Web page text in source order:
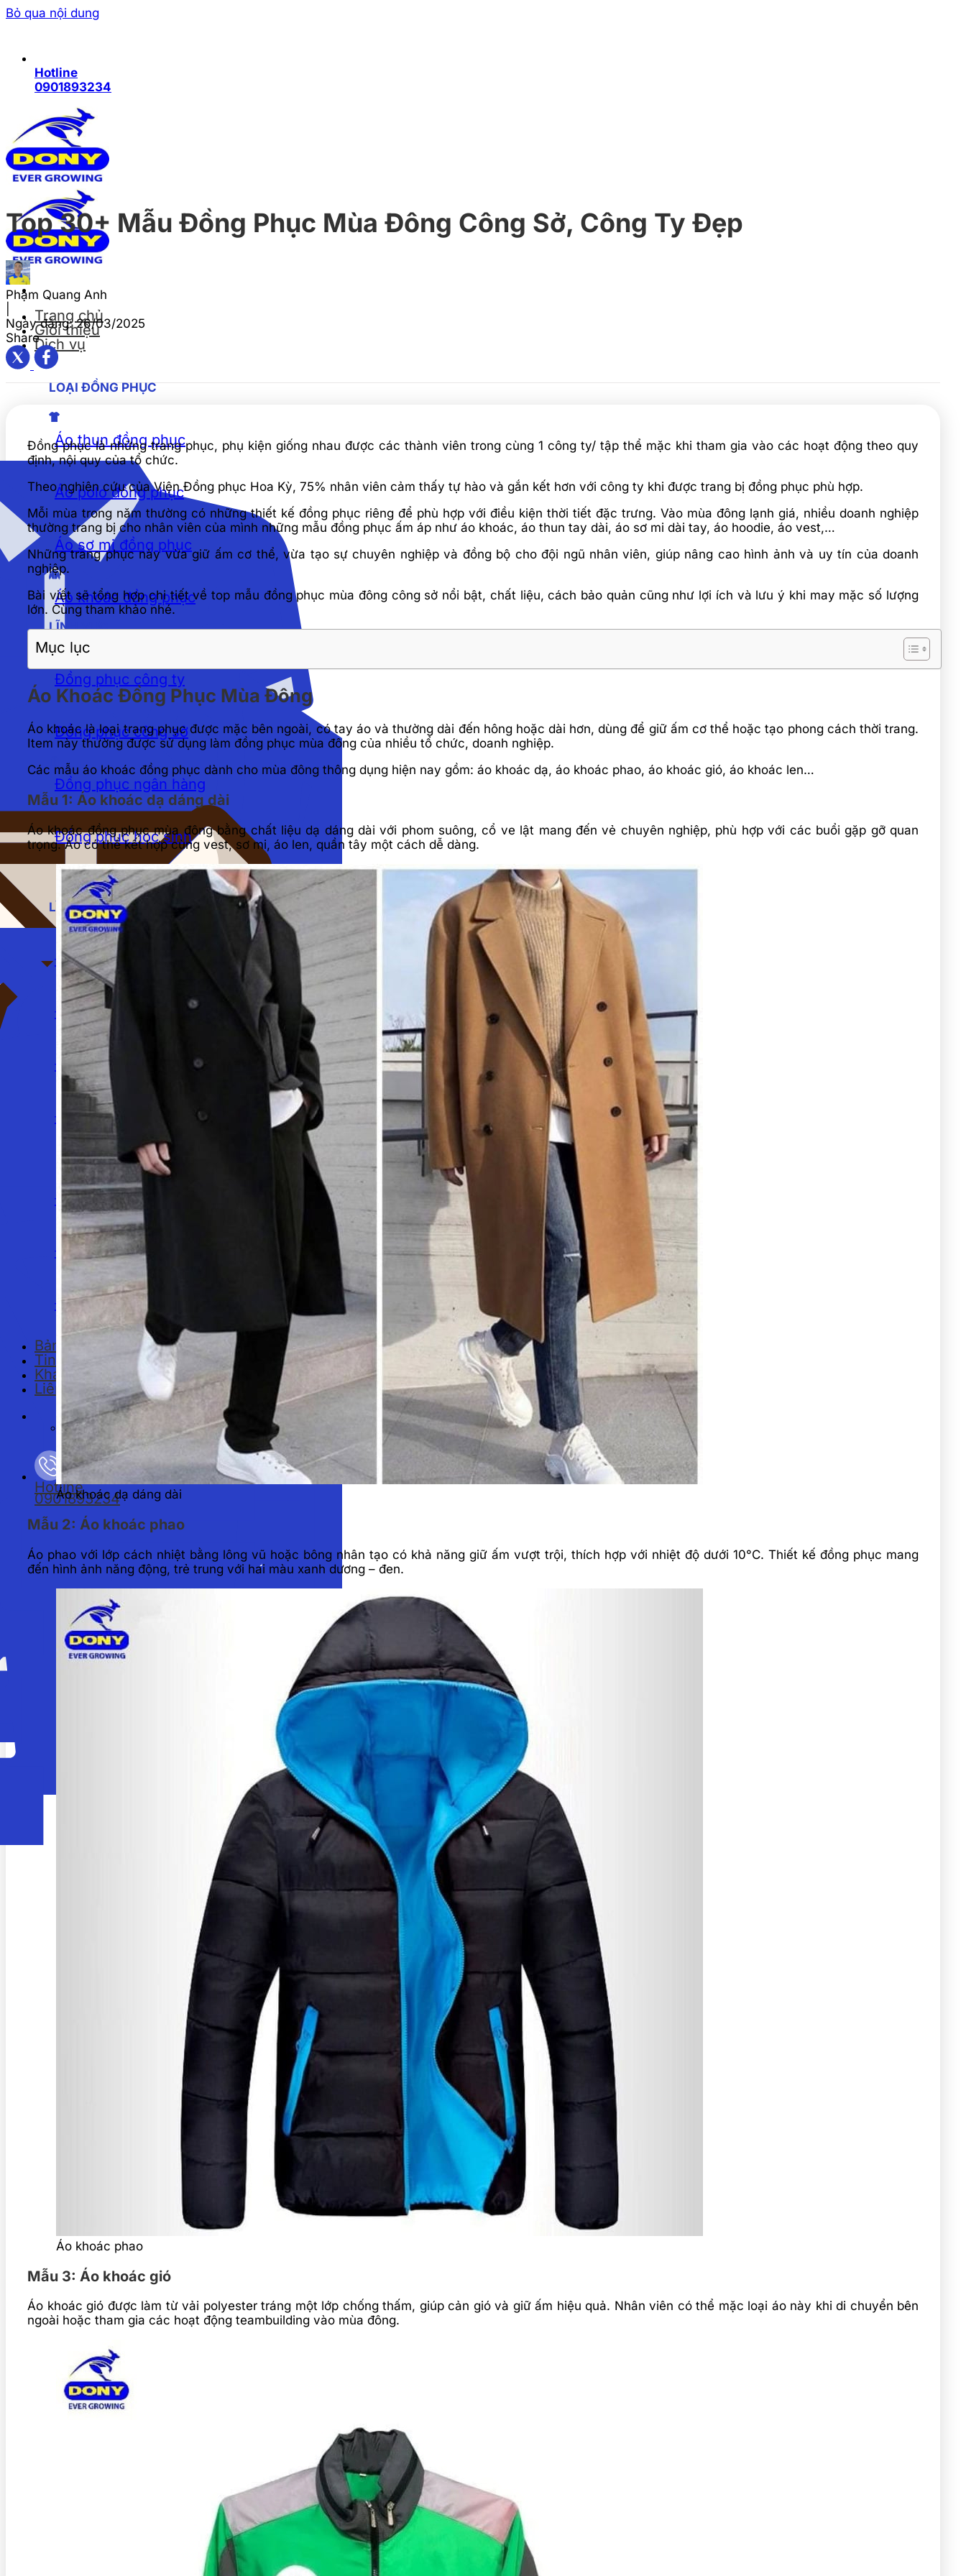
Bỏ qua nội dung
Hotline
0901893234
Trang chủ
Giới thiệu
Dịch vụ
LOẠI ĐỒNG PHỤC
Áo thun đồng phục
Áo polo đồng phục
Áo sơ mi đồng phục
Áo khoác đồng phục
LĨNH VỰC
Đồng phục công ty
Đồng phục công sở
Đồng phục ngân hàng
Đồng phục học sinh
LĨNH VỰC
Đồng phục spa
Đồng phục nhà hàng
Đồng phục khách sạn
Đồng phục quán cafe
Đồng phục bảo hộ lao động
Đồng phục bảo vệ
Đồng phục công nhân
Bảng giá
Tin tức
Khách hàng
Liên hệ
Tìm kiếm:
Hotline
0901893234
Top 30+ Mẫu Đồng Phục Mùa Đông Công Sở, Công Ty Đẹp
Phạm Quang Anh
Ngày đăng:26/03/2025
Share
Đồng phục là những trang phục, phụ kiện giống nhau được các thành viên trong cùng 1 công ty/ tập thể mặc khi tham gia vào các hoạt động theo quy
định, nội quy của tổ chức.
Theo nghiên cứu của Viện Đồng phục Hoa Kỳ, 75% nhân viên cảm thấy tự hào và gắn kết hơn với công ty khi được trang bị đồng phục phù hợp.
Mỗi mùa trong năm thường có những thiết kế đồng phục riêng để phù hợp với điều kiện thời tiết đặc trưng. Vào mùa đông lạnh giá, nhiều doanh nghiệp
thường trang bị cho nhân viên của mình những mẫu đồng phục ấm áp như áo khoác, áo thun tay dài, áo sơ mi dài tay, áo hoodie, áo vest,…
Những trang phục này vừa giữ ấm cơ thể, vừa tạo sự chuyên nghiệp và đồng bộ cho đội ngũ nhân viên, giúp nâng cao hình ảnh và uy tín của doanh
nghiệp.
Bài viết sẽ tổng hợp chi tiết về top mẫu đồng phục mùa đông công sở nổi bật, chất liệu, cách bảo quản cũng như lợi ích và lưu ý khi may mặc số lượng
lớn. Cùng tham khảo nhé.
Mục lục
Áo Khoác Đồng Phục Mùa Đông
Áo khoác là loại trang phục được mặc bên ngoài, có tay áo và thường dài đến hông hoặc dài hơn, dùng để giữ ấm cơ thể hoặc tạo phong cách thời trang.
Item này thường được sử dụng làm đồng phục mùa đông của nhiều tổ chức, doanh nghiệp.
Các mẫu áo khoác đồng phục dành cho mùa đông thông dụng hiện nay gồm: áo khoác dạ, áo khoác phao, áo khoác gió, áo khoác len…
Mẫu 1: Áo khoác dạ dáng dài
Áo khoác đồng phục mùa đông bằng chất liệu dạ dáng dài với phom suông, cổ ve lật mang đến vẻ chuyên nghiệp, phù hợp với các buổi gặp gỡ quan
trọng. Áo có thể kết hợp cùng vest, sơ mi, áo len, quần tây một cách dễ dàng.
Áo khoác dạ dáng dài
Mẫu 2: Áo khoác phao
Áo phao với lớp cách nhiệt bằng lông vũ hoặc bông nhân tạo có khả năng giữ ấm vượt trội, thích hợp với nhiệt độ dưới 10°C. Thiết kế đồng phục mang
đến hình ảnh năng động, trẻ trung với hai màu xanh dương – đen.
Áo khoác phao
Mẫu 3: Áo khoác gió
Áo khoác gió được làm từ vải polyester tráng một lớp chống thấm, giúp cản gió và giữ ấm hiệu quả. Nhân viên có thể mặc loại áo này khi di chuyển bên
ngoài hoặc tham gia các hoạt động teambuilding vào mùa đông.